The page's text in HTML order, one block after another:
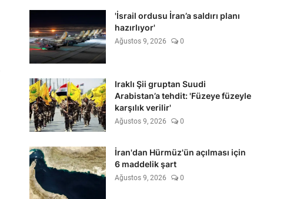
'İsrail ordusu İran’a saldırı planı
hazırlıyor'
Ağustos 9, 2026 0
Iraklı Şii gruptan Suudi
Arabistan’a tehdit: 'Füzeye füzeyle
karşılık verilir'
Ağustos 9, 2026 0
İran'dan Hürmüz'ün açılması için
6 maddelik şart
Ağustos 9, 2026 0